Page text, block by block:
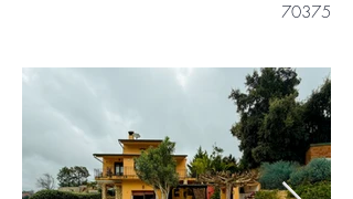
70375